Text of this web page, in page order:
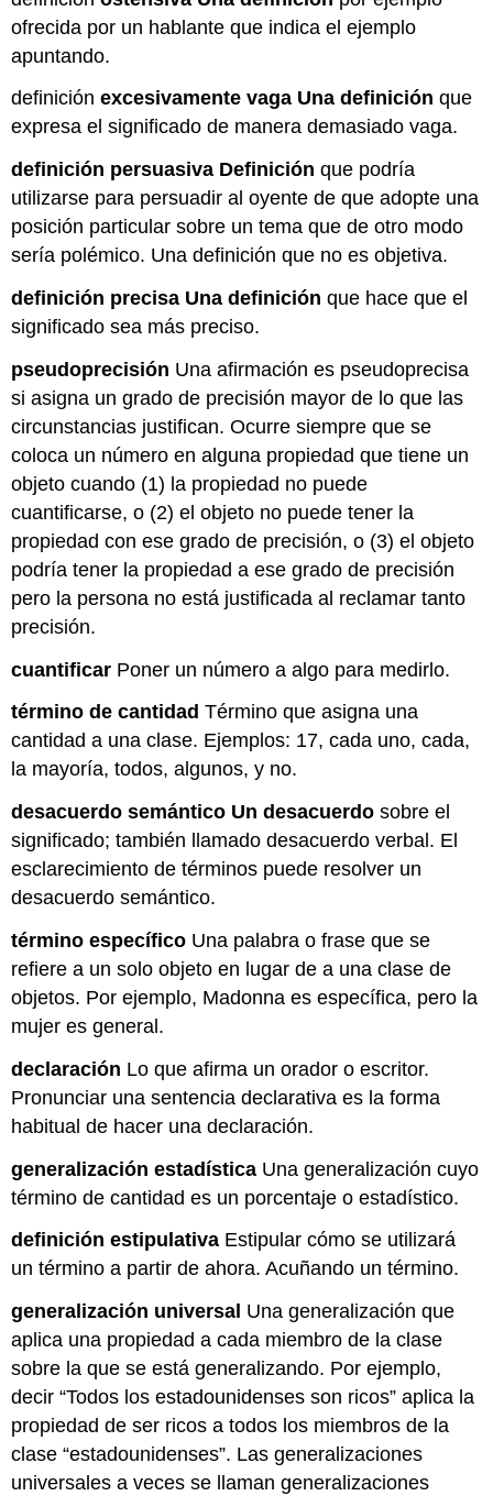
ofrecida por un hablante que indica el ejemplo
apuntando.
definiciónexcesivamente vaga Una definición que
expresa el significado de manera demasiado vaga.
definición persuasiva Definición que podría
utilizarse para persuadir al oyente de que adopte una
posición particular sobre un tema que de otro modo
sería polémico. Una definición que no es objetiva.
definición precisa Una definición que hace que el
significado sea más preciso.
pseudoprecisión Una afirmación es pseudoprecisa
si asigna un grado de precisión mayor de lo que las
circunstancias justifican. Ocurre siempre que se
coloca un número en alguna propiedad que tiene un
objeto cuando (1) la propiedad no puede
cuantificarse, o (2) el objeto no puede tener la
propiedad con ese grado de precisión, o (3) el objeto
podría tener la propiedad a ese grado de precisión
pero la persona no está justificada al reclamar tanto
precisión.
cuantificar Poner un número a algo para medirlo.
término de cantidad Término que asigna una
cantidad a una clase. Ejemplos: 17, cada uno, cada,
la mayoría, todos, algunos, y no.
desacuerdo semántico Un desacuerdo sobre el
significado; también llamado desacuerdo verbal. El
esclarecimiento de términos puede resolver un
desacuerdo semántico.
término específico Una palabra o frase que se
refiere a un solo objeto en lugar de a una clase de
objetos. Por ejemplo, Madonna es específica, pero la
mujer es general.
declaración Lo que afirma un orador o escritor.
Pronunciar una sentencia declarativa es la forma
habitual de hacer una declaración.
generalización estadística Una generalización cuyo
término de cantidad es un porcentaje o estadístico.
definición estipulativa Estipular cómo se utilizará
un término a partir de ahora. Acuñando un término.
generalización universal Una generalización que
aplica una propiedad a cada miembro de la clase
sobre la que se está generalizando. Por ejemplo,
decir “Todos los estadounidenses son ricos” aplica la
propiedad de ser ricos a todos los miembros de la
clase “estadounidenses”. Las generalizaciones
universales a veces se llaman generalizaciones